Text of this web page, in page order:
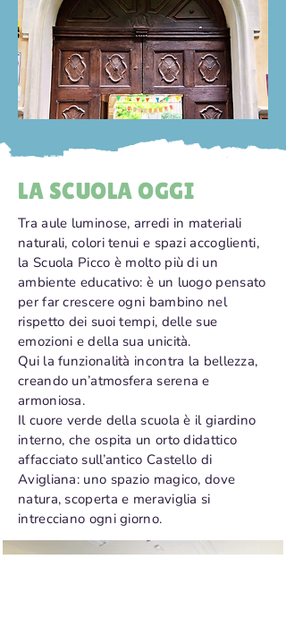
LA SCUOLA OGGI
Tra aule luminose, arredi in materiali
naturali, colori tenui e spazi accoglienti,
la Scuola Picco è molto più di un
ambiente educativo: è un luogo pensato
per far crescere ogni bambino nel
rispetto dei suoi tempi, delle sue
emozioni e della sua unicità.
Qui la funzionalità incontra la bellezza,
creando un’atmosfera serena e
armoniosa.
Il cuore verde della scuola è il giardino
interno, che ospita un orto didattico
affacciato sull’antico Castello di
Avigliana: uno spazio magico, dove
natura, scoperta e meraviglia si
intrecciano ogni giorno.